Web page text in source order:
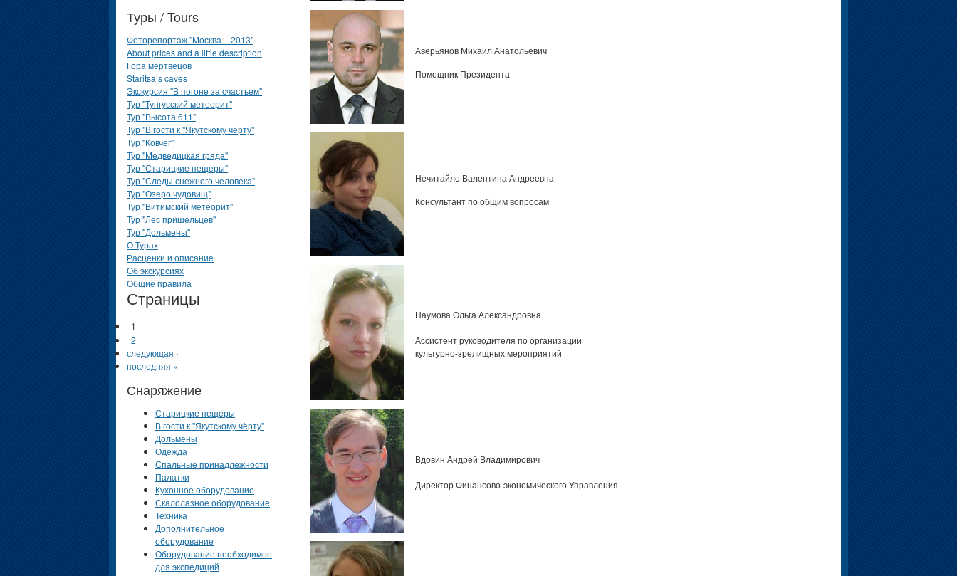
Аверьянов Михаил Анатольевич
Помощник Президента
Нечитайло Валентина Андреевна
Консультант по общим вопросам
Наумова Ольга Александровна
Ассистент руководителя по организации
культурно-зрелищных мероприятий
Вдовин Андрей Владимирович
Директор Финансово-экономического Управления
Туры / Tours
Фоторепортаж "Москва – 2013"
About prices and a little description
Гора мертвецов
Staritsa’s caves
Экскурсия "В погоне за счастьем"
Тур "Тунгусский метеорит"
Тур "Высота 611"
Тур "В гости к "Якутскому чёрту"
Тур "Ковчег"
Тур "Медведицкая гряда"
Тур "Старицкие пещеры"
Тур "Следы снежного человека"
Тур "Озеро чудовищ"
Тур "Витимский метеорит"
Тур "Лес пришельцев"
Тур "Дольмены"
О Турах
Расценки и описание
Об экскурсиях
Общие правила
Страницы
1
2
следующая ›
последняя »
Снаряжение
Старицкие пещеры
В гости к "Якутскому чёрту"
Дольмены
Одежда
Спальные принадлежности
Палатки
Кухонное оборудование
Скалолазное оборудование
Техника
Дополнительное
оборудование
Оборудование необходимое
для экспедиций